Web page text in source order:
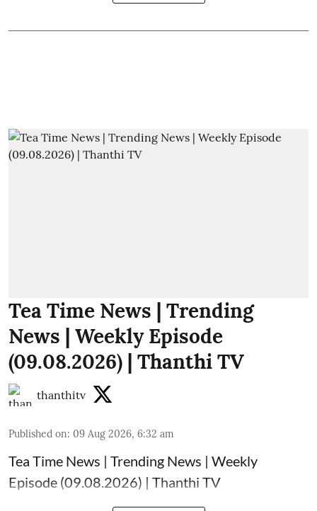
Tea Time News | Trending
News | Weekly Episode
(09.08.2026) | Thanthi TV
thanthitv
Published on: 09 Aug 2026, 6:32 am
Tea Time News | Trending News | Weekly
Episode (09.08.2026) | Thanthi TV